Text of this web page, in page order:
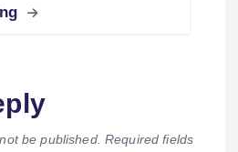
be published. Required fields